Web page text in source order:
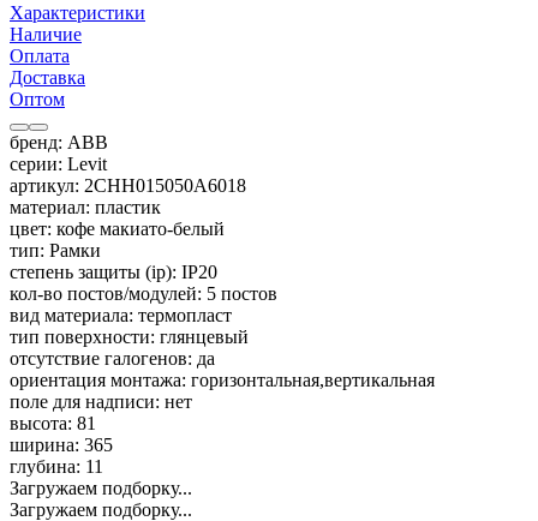
Характеристики
Наличие
Оплата
Доставка
Оптом
бренд: ABB
серии: Levit
артикул: 2CHH015050A6018
материал: пластик
цвет: кофе макиато-белый
тип: Рамки
степень защиты (ip): IP20
кол-во постов/модулей: 5 постов
вид материала: термопласт
тип поверхности: глянцевый
отсутствие галогенов: да
ориентация монтажа: горизонтальная,вертикальная
поле для надписи: нет
высота: 81
ширина: 365
глубина: 11
Загружаем подборку...
Загружаем подборку...